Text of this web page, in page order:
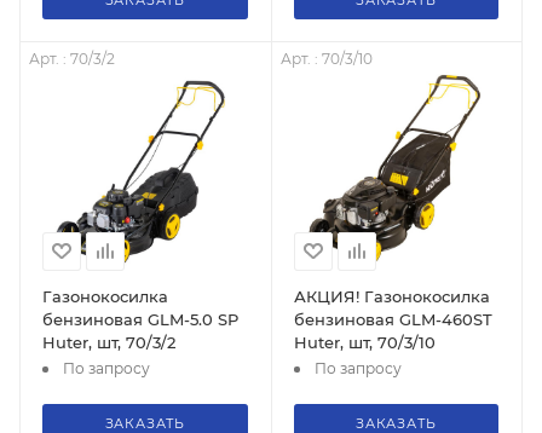
Арт. : 70/3/2
Газонокосилка
бензиновая GLM-5.0 SP
Huter, шт, 70/3/2
По запросу
ЗАКАЗАТЬ
Арт. : 70/3/10
АКЦИЯ! Газонокосилка
бензиновая GLM-460ST
Huter, шт, 70/3/10
По запросу
ЗАКАЗАТЬ